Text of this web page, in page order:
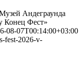
Андеграунда
Конец Фест»
08-07T00:14:00+03:00
fest-2026-v-